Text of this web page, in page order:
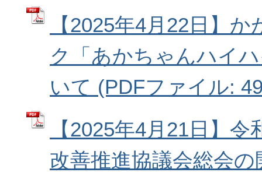
【2025年4月22日】
ク「あかちゃんハイ
いて (PDFファイル:
【2025年4月21日】
改善推進協議会総会